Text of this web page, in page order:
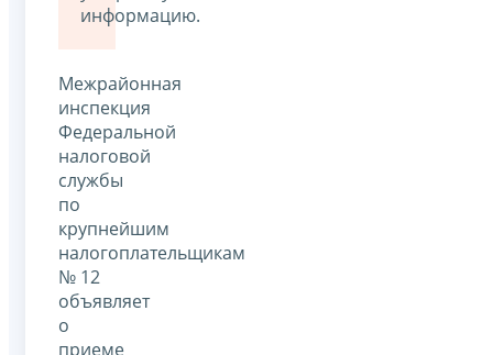
информацию.
Межрайонная
инспекция
Федеральной
налоговой
службы
по
крупнейшим
налогоплательщикам
№ 12
объявляет
о
приеме